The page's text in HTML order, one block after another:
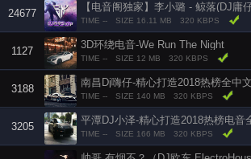
24677
【电音阁独家】李小璐 - 鲸落(DJ庸
TIME -- SIZE 16.11 MB 320 KBPS
1127
3D环绕电音-We Run The Night
TIME -- SIZE 12 MB 320 KBPS
3188
TIME -- SIZE 140 MB 320 KBPS
3205
TIME -- SIZE 166 MB 320 KBPS